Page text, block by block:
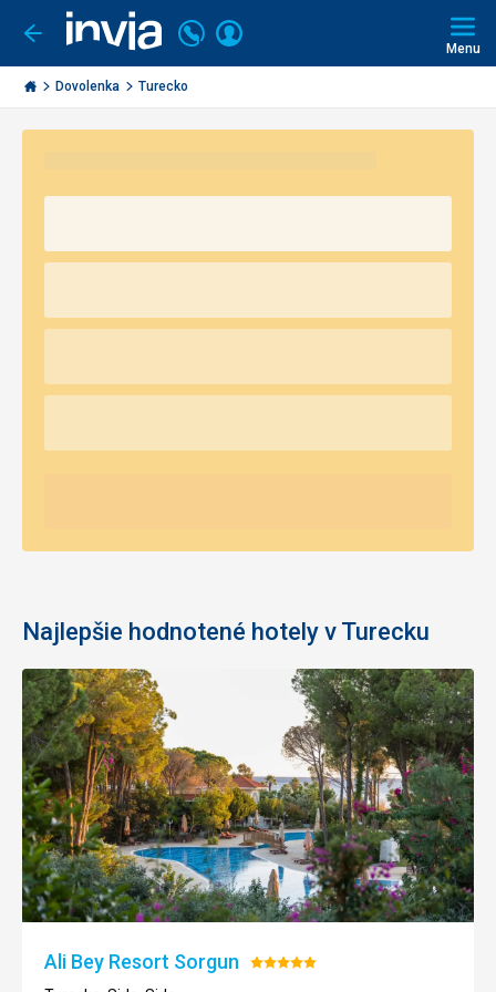
Ísť
späť
Invia.sk
Volajte
+421
2
Prihlásiť
Menu
Dovolenka Turecko
Najlepšie hodnotené hotely v Turecku
Ali Bey Resort Sorgun Hodnotenie: